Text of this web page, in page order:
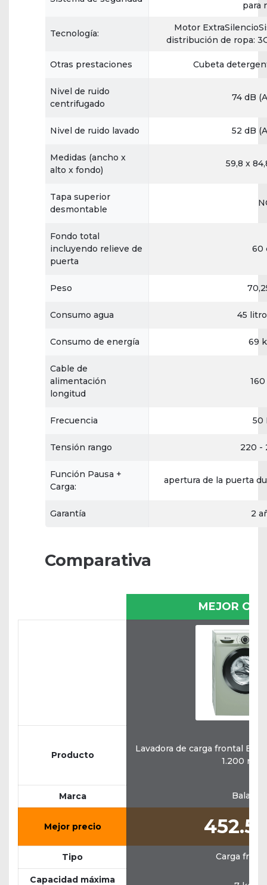
para
Tecnología:
Motor
distribución de ropa:
Otras prestaciones Cubeta
Nivel de ruido
centrifugado
74 dB
Nivel de ruido lavado 52 dB
Medidas (ancho x
alto x fondo)
59,8 x
Tapa superior
desmontable
Fondo total
incluyendo relieve de
puerta
60
Peso
Consumo agua 45
Consumo de energía 69
Cable de
alimentación
longitud
Frecuencia 50
Tensión rango 220 -
Función Pausa +
Carga:
apertura de la puerta
Garantía 2
Comparativa
MEJOR
Producto
Lavadora de carga frontal
1.200 rpm
Marca Balay
Mejor precio
Tipo Carga
Capacidad máxima